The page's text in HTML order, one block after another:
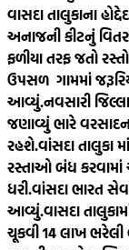
વાસદા તાલુકાના
અનાજની કીટનું
ફળીયા તરફ જતો
ઉપસળ ગામમાં
આવ્યું.નવસારી
જણાવ્યું ભારે
રહશે.વાંસદા તાલુકા
રસ્તાઓ બંધ કરવામાં
ધરી.વાંસદા ભારત
આવ્યું.વાસદા
ચૂકવી 14 લાખ